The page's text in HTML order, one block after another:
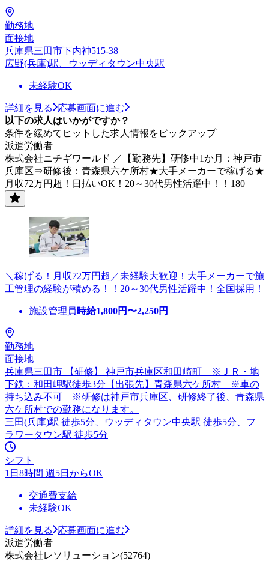
勤務地
面接地
兵庫県三田市下内神515-38
広野(兵庫)駅、ウッディタウン中央駅
未経験OK
詳細を見る
応募画面に進む
以下の求人はいかがですか？
条件を緩めてヒットした求人情報をピックアップ
派遣労働者
株式会社ニチギワールド ／【勤務先】研修中1か月：神戸市
兵庫区⇒研修後：青森県六ケ所村★大手メーカーで稼げる★
月収72万円超！日払いOK！20～30代男性活躍中！！180
＼稼げる！月収72万円超／未経験大歓迎！大手メーカーで施
工管理の経験が積める！！20～30代男性活躍中！全国採用！
施設管理員 時給1,800円〜2,250円
勤務地
面接地
兵庫県三田市 【研修】 神戸市兵庫区和田崎町 ※ＪＲ・地
下鉄：和田岬駅徒歩3分【出張先】青森県六ケ所村 ※車の
持ち込み不可 ※研修は神戸市兵庫区、研修終了後、青森県
六ケ所村での勤務になります。
三田(兵庫)駅 徒歩5分、ウッディタウン中央駅 徒歩5分、フ
ラワータウン駅 徒歩5分
シフト
1日8時間 週5日からOK
交通費支給
未経験OK
詳細を見る
応募画面に進む
派遣労働者
株式会社レソリューション(52764)